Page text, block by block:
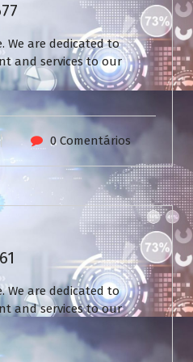
We are dedicated to
and services to our
0 Comentários
We are dedicated to
and services to our